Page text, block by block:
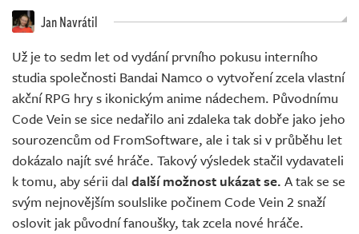
Živě
Jan Navrátil
Už je to sedm let od vydání prvního pokusu interního
studia společnosti Bandai Namco o vytvoření zcela vlastní
akční RPG hry s ikonickým anime nádechem. Původnímu
Code Vein se sice nedařilo ani zdaleka tak dobře jako jeho
sourozencům od FromSoftware, ale i tak si v průběhu let
dokázalo najít své hráče. Takový výsledek stačil vydavateli
k tomu, aby sérii dal další možnost ukázat se. A tak se se
svým nejnovějším soulslike počinem Code Vein 2 snaží
oslovit jak původní fanoušky, tak zcela nové hráče.